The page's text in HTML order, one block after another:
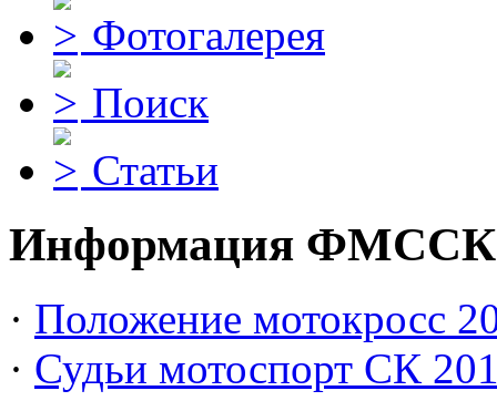
Фотогалерея
Поиск
Статьи
Информация ФМССК
· Положение мотокросс
· Судьи мотоспорт СК